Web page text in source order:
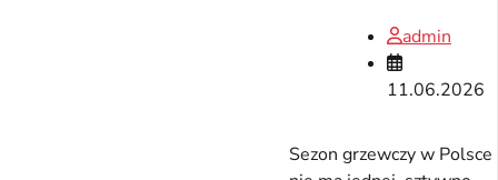
admin
11.06.2026
Sezon grzewczy w Polsce